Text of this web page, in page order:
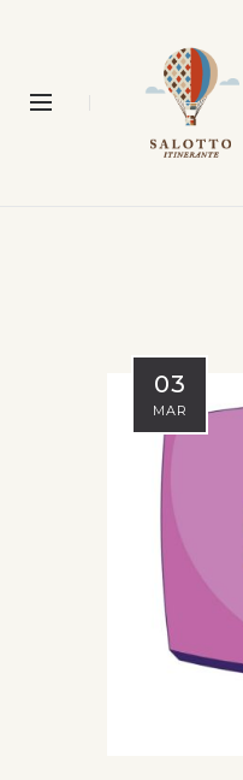
03
MAR